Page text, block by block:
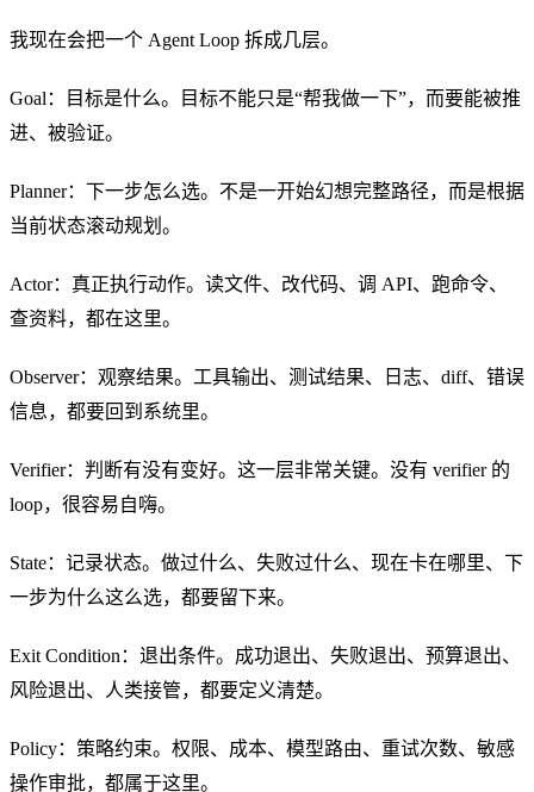
我现在会把一个 Agent Loop 拆成几层。
Goal：目标是什么。目标不能只是“帮我做一下”，而要能被推
进、被验证。
Planner：下一步怎么选。不是一开始幻想完整路径，而是根据
当前状态滚动规划。
Actor：真正执行动作。读文件、改代码、调 API、跑命令、
查资料，都在这里。
Observer：观察结果。工具输出、测试结果、日志、diff、错误
信息，都要回到系统里。
Verifier：判断有没有变好。这一层非常关键。没有 verifier 的
loop，很容易自嗨。
State：记录状态。做过什么、失败过什么、现在卡在哪里、下
一步为什么这么选，都要留下来。
Exit Condition：退出条件。成功退出、失败退出、预算退出、
风险退出、人类接管，都要定义清楚。
Policy：策略约束。权限、成本、模型路由、重试次数、敏感
操作审批，都属于这里。